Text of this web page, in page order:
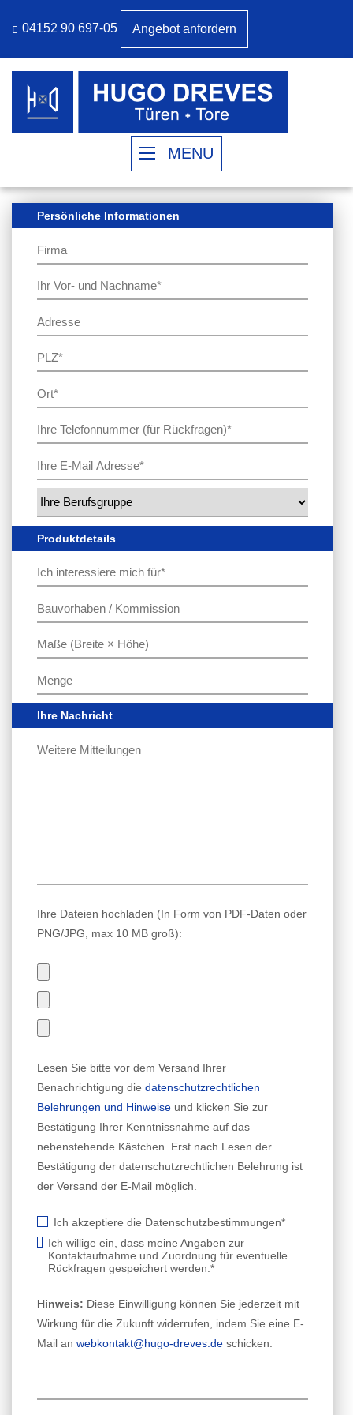
04152 90 697-05 Angebot anfordern
MENU
Persönliche Informationen
Produktdetails
Ihre Nachricht
Ihre Dateien hochladen (In Form von PDF-Daten oder
PNG/JPG, max 10 MB groß):
Lesen Sie bitte vor dem Versand Ihrer
Benachrichtigung die datenschutzrechtlichen
Belehrungen und Hinweise und klicken Sie zur
Bestätigung Ihrer Kenntnissnahme auf das
nebenstehende Kästchen. Erst nach Lesen der
Bestätigung der datenschutzrechtlichen Belehrung ist
der Versand der E-Mail möglich.
Ich akzeptiere die Datenschutzbestimmungen*
Ich willige ein, dass meine Angaben zur
Kontaktaufnahme und Zuordnung für eventuelle
Rückfragen gespeichert werden.*
Hinweis: Diese Einwilligung können Sie jederzeit mit
Wirkung für die Zukunft widerrufen, indem Sie eine E-
Mail an webkontakt@hugo-dreves.de schicken.